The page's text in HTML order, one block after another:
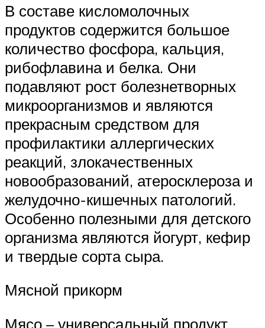
В составе кисломолочных
продуктов содержится большое
количество фосфора, кальция,
рибофлавина и белка. Они
подавляют рост болезнетворных
микроорганизмов и являются
прекрасным средством для
профилактики аллергических
реакций, злокачественных
новообразований, атеросклероза и
желудочно-кишечных патологий.
Особенно полезными для детского
организма являются йогурт, кефир
и твердые сорта сыра.
Мясной прикорм
Мясо – универсальный продукт,